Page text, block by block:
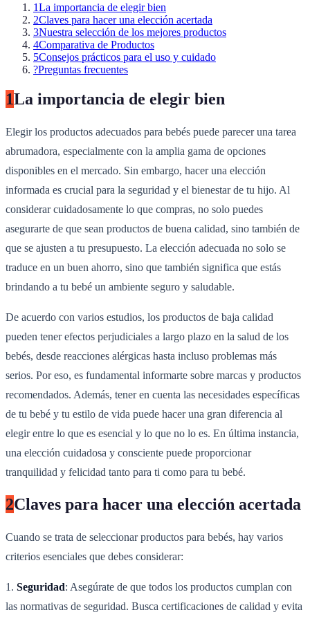
1La importancia de elegir bien
2Claves para hacer una elección acertada
3Nuestra selección de los mejores productos
4Comparativa de Productos
5Consejos prácticos para el uso y cuidado
?Preguntas frecuentes
1La importancia de elegir bien
Elegir los productos adecuados para bebés puede parecer una tarea
abrumadora, especialmente con la amplia gama de opciones
disponibles en el mercado. Sin embargo, hacer una elección
informada es crucial para la seguridad y el bienestar de tu hijo. Al
considerar cuidadosamente lo que compras, no solo puedes
asegurarte de que sean productos de buena calidad, sino también de
que se ajusten a tu presupuesto. La elección adecuada no solo se
traduce en un buen ahorro, sino que también significa que estás
brindando a tu bebé un ambiente seguro y saludable.
De acuerdo con varios estudios, los productos de baja calidad
pueden tener efectos perjudiciales a largo plazo en la salud de los
bebés, desde reacciones alérgicas hasta incluso problemas más
serios. Por eso, es fundamental informarte sobre marcas y productos
recomendados. Además, tener en cuenta las necesidades específicas
de tu bebé y tu estilo de vida puede hacer una gran diferencia al
elegir entre lo que es esencial y lo que no lo es. En última instancia,
una elección cuidadosa y consciente puede proporcionar
tranquilidad y felicidad tanto para ti como para tu bebé.
2Claves para hacer una elección acertada
Cuando se trata de seleccionar productos para bebés, hay varios
criterios esenciales que debes considerar:
1. Seguridad: Asegúrate de que todos los productos cumplan con
las normativas de seguridad. Busca certificaciones de calidad y evita